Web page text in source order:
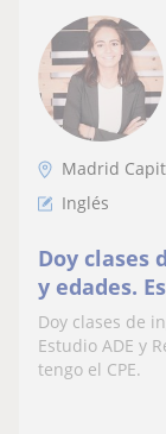
Madrid
Inglés
Doy clases
y edades.
Doy clases de
Estudio ADE y
tengo el CPE.